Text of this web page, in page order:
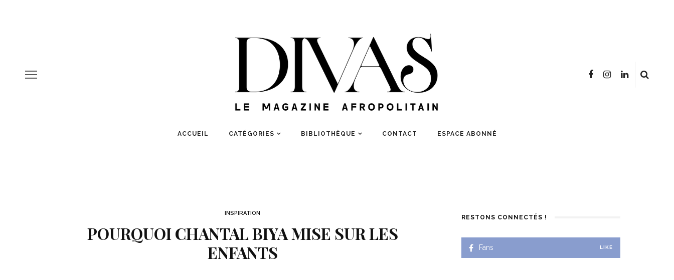
ACCUEIL CATÉGORIES BIBLIOTHÈQUE CONTACT ESPACE ABONNÉ
INSPIRATION
POURQUOI CHANTAL BIYA MISE SUR LES
ENFANTS
RESTONS CONNECTÉS !
Fans LIKE